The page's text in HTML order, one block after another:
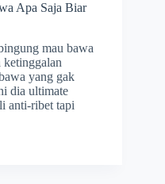
Apa Saja Biar
mau bawa
ketinggalan
yang gak
dia ultimate
anti-ribet tapi